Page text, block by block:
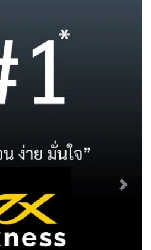
Next